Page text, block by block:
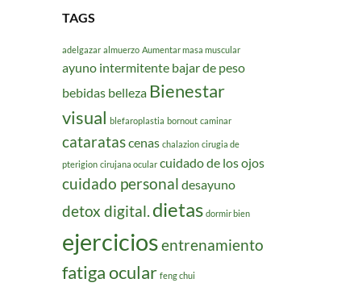
TAGS
adelgazar almuerzo Aumentar masa muscular
ayuno intermitente bajar de peso
bebidas belleza Bienestar
visual blefaroplastia bornout caminar
cataratascenas chalazion cirugia de
pterigion cirujana ocular cuidado de los ojos
cuidado personal desayuno
detox digital.dietas dormir bien
ejerciciosentrenamiento
fatiga ocular feng chui